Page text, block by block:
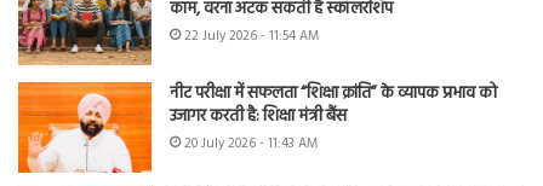
काम, वरना अटक सकती है स्कॉलरशिप
22 July 2026 - 11:54 AM
नीट परीक्षा में सफलता “शिक्षा क्रांति” के व्यापक प्रभाव को
उजागर करती है: शिक्षा मंत्री बैंस
20 July 2026 - 11:43 AM